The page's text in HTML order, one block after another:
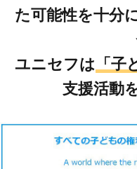
た可能性を十分
ユニセフは 「子
支援活動